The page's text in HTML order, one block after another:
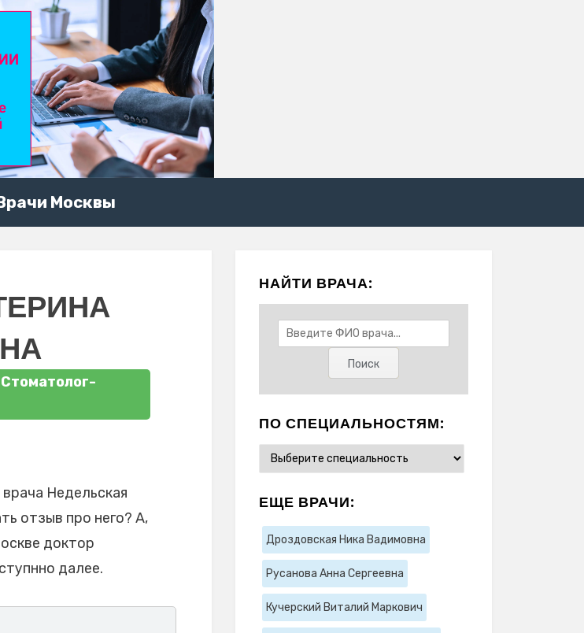
Москвы
Недельская
отзыв про него? А,
доктор
далее.
НАЙТИ ВРАЧА:
ПО СПЕЦИАЛЬНОСТЯМ:
ЕЩЕ ВРАЧИ:
Дроздовская Ника Вадимовна
Русанова Анна Сергеевна
Кучерский Виталий Маркович